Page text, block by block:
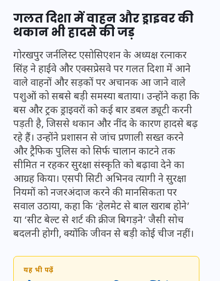
गलत दिशा में वाहन और ड्राइवर की
थकान भी हादसे की जड़
गोरखपुर जर्नलिस्ट एसोसिएशन के अध्यक्ष रत्नाकर
सिंह ने हाईवे और एक्सप्रेसवे पर गलत दिशा में आने
वाले वाहनों और सड़कों पर अचानक आ जाने वाले
पशुओं को सबसे बड़ी समस्या बताया। उन्होंने कहा कि
बस और ट्रक ड्राइवरों को कई बार डबल ड्यूटी करनी
पड़ती है, जिससे थकान और नींद के कारण हादसे बढ़
रहे हैं। उन्होंने प्रशासन से जांच प्रणाली सख्त करने
और ट्रैफिक पुलिस को सिर्फ चालान काटने तक
सीमित न रहकर सुरक्षा संस्कृति को बढ़ावा देने का
आग्रह किया। एसपी सिटी अभिनव त्यागी ने सुरक्षा
नियमों को नजरअंदाज करने की मानसिकता पर
सवाल उठाया, कहा कि ‘हेलमेट से बाल खराब होने’
या ‘सीट बेल्ट से शर्ट की क्रीज बिगड़ने’ जैसी सोच
बदलनी होगी, क्योंकि जीवन से बड़ी कोई चीज नहीं।
यह भी पढ़ें